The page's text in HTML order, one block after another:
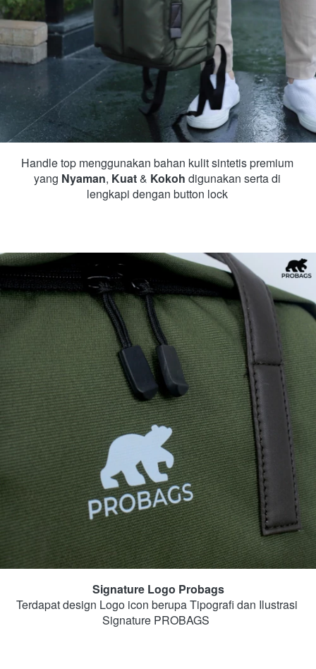
Handle top menggunakan bahan kulit sintetis premium
yang Nyaman, Kuat & Kokoh digunakan serta di
lengkapi dengan button lock
Signature Logo Probags
Terdapat design Logo icon berupa Tipografi dan Ilustrasi
Signature PROBAGS